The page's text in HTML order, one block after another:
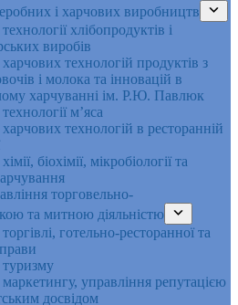
і харчових виробництв
хлібопродуктів і
виробів
технологій продуктів з
і молока та інновацій в
харчуванні ім. Р.Ю. Павлюк
м’яса
технологій в ресторанній
біохімії, мікробіології та
торговельно-
та митною діяльністю
готельно-ресторанної та
управління репутацією
досвідом